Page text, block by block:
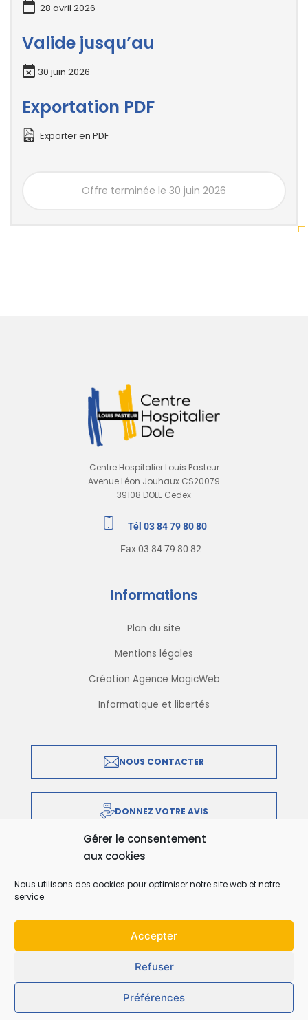
Gérer le consentement
aux cookies
Nous utilisons des cookies pour optimiser notre site web et notre
service.
Accepter
Refuser
Préférences
28 avril 2026
Valide jusqu’au
30 juin 2026
Exportation PDF
Exporter en PDF
Offre terminée le 30 juin 2026
Centre Hospitalier Louis Pasteur
Avenue Léon Jouhaux CS20079
39108 DOLE Cedex
Tél 03 84 79 80 80
Fax 03 84 79 80 82
Informations
Plan du site
Mentions légales
Création Agence MagicWeb
Informatique et libertés
NOUS CONTACTER
DONNEZ VOTRE AVIS
IMPRIMER EN PDF
Prendre rdv Résultats Se repérer Intégrer le CH Payer en ligne